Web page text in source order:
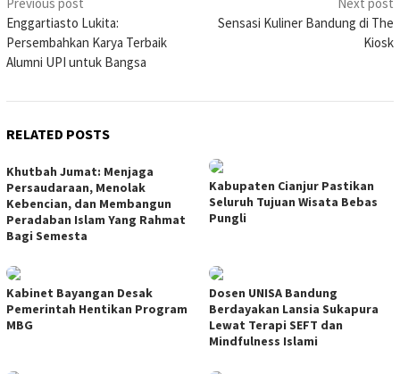
navigation
Previous post
Enggartiasto Lukita:
Persembahkan Karya Terbaik
Alumni UPI untuk Bangsa
Next post
Sensasi Kuliner Bandung di The
Kiosk
RELATED POSTS
Khutbah Jumat: Menjaga
Persaudaraan, Menolak
Kebencian, dan Membangun
Peradaban Islam Yang Rahmat
Bagi Semesta
Kabupaten Cianjur Pastikan
Seluruh Tujuan Wisata Bebas
Pungli
Kabinet Bayangan Desak
Pemerintah Hentikan Program
MBG
Dosen UNISA Bandung
Berdayakan Lansia Sukapura
Lewat Terapi SEFT dan
Mindfulness Islami